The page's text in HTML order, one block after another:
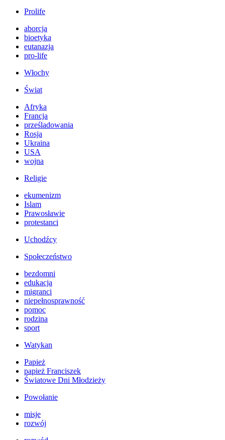
Prolife
aborcja
bioetyka
eutanazja
pro-life
Włochy
Świat
Afryka
Francja
prześladowania
Rosja
Ukraina
USA
wojna
Religie
ekumenizm
Islam
Prawosławie
protestanci
Uchodźcy
Społeczeństwo
bezdomni
edukacja
migranci
niepełnosprawność
pomoc
rodzina
sport
Watykan
Papież
papież Franciszek
Światowe Dni Młodzieży
Powołanie
misje
rozwój